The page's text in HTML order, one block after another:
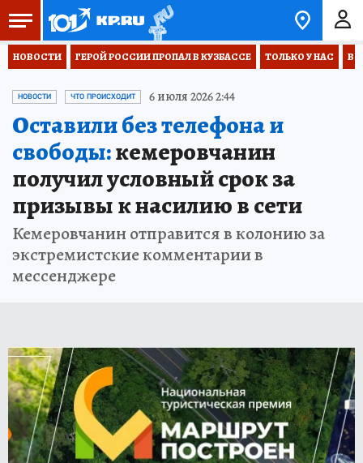
НОВОСТИ ГЕРОЙ РОССИИ ПРОПАЛ В КУЗБАССЕ ТОЛЬКО У НАС
НОВОСТИ ЧТО ПРОИСХОДИТ 6 июля 2026 2:44
Оставили без телефона и
свободы:кемеровчанин
получил условный срок за
призывы к насилию в сети
Кемеровчанин отправится в колонию за
экстремистские комментарии в
мессенджере